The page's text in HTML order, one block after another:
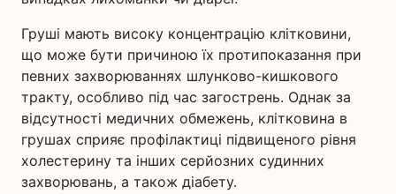
Груші мають високу концентрацію клітковини,
що може бути причиною їх протипоказання при
певних захворюваннях шлунково-кишкового
тракту, особливо під час загострень. Однак за
відсутності медичних обмежень, клітковина в
грушах сприяє профілактиці підвищеного рівня
холестерину та інших серйозних судинних
захворювань, а також діабету.